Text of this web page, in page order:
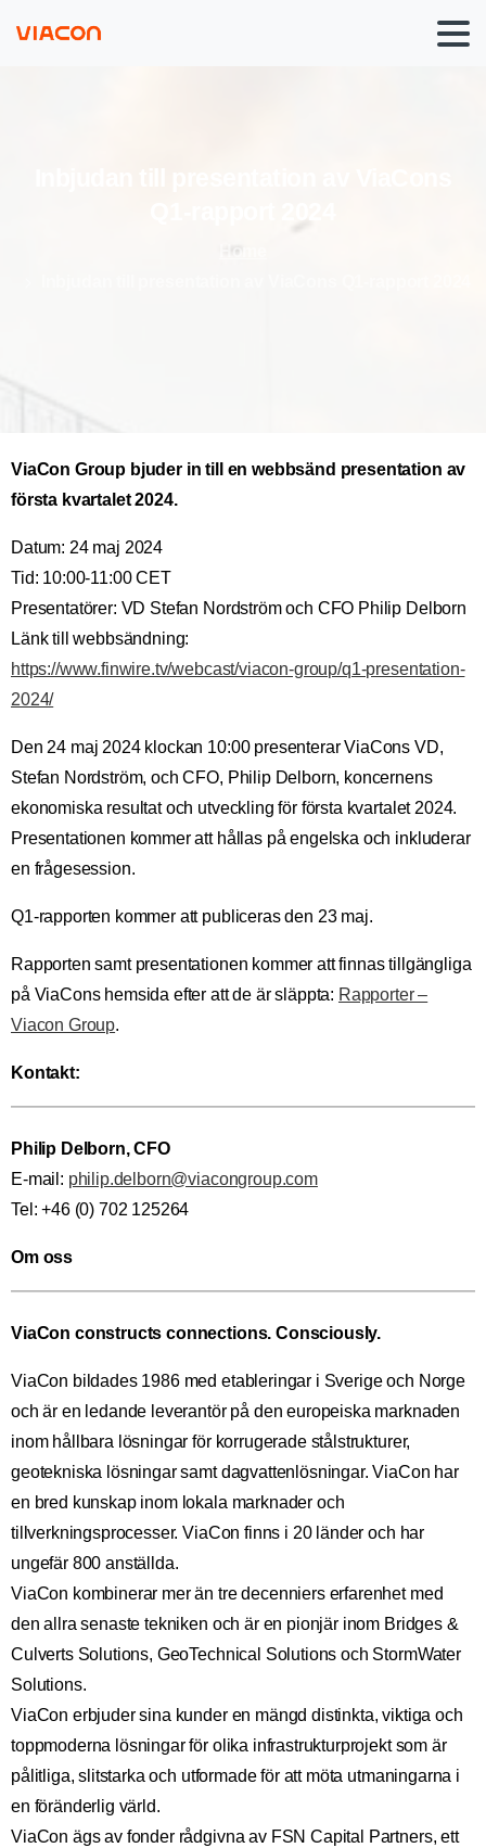
Home
ViaCon Group bjuder in till en webbsänd presentation av
första kvartalet 2024.
Datum: 24 maj 2024
Tid: 10:00-11:00 CET
Presentatörer: VD Stefan Nordström och CFO Philip Delborn
Länk till webbsändning:
https://www.finwire.tv/webcast/viacon-group/q1-presentation-
2024/
Den 24 maj 2024 klockan 10:00 presenterar ViaCons VD,
Stefan Nordström, och CFO, Philip Delborn, koncernens
ekonomiska resultat och utveckling för första kvartalet 2024.
Presentationen kommer att hållas på engelska och inkluderar
en frågesession.
Q1-rapporten kommer att publiceras den 23 maj.
Rapporten samt presentationen kommer att finnas tillgängliga
på ViaCons hemsida efter att de är släppta: Rapporter –
Viacon Group.
Kontakt:
Philip Delborn, CFO
E-mail: philip.delborn@viacongroup.com
Tel: +46 (0) 702 125264
Om oss
ViaCon constructs connections. Consciously.
ViaCon bildades 1986 med etableringar i Sverige och Norge
och är en ledande leverantör på den europeiska marknaden
inom hållbara lösningar för korrugerade stålstrukturer,
geotekniska lösningar samt dagvattenlösningar. ViaCon har
en bred kunskap inom lokala marknader och
tillverkningsprocesser. ViaCon finns i 20 länder och har
ungefär 800 anställda.
ViaCon kombinerar mer än tre decenniers erfarenhet med
den allra senaste tekniken och är en pionjär inom Bridges &
Culverts Solutions, GeoTechnical Solutions och StormWater
Solutions.
ViaCon erbjuder sina kunder en mängd distinkta, viktiga och
toppmoderna lösningar för olika infrastrukturprojekt som är
pålitliga, slitstarka och utformade för att möta utmaningarna i
en föränderlig värld.
ViaCon ägs av fonder rådgivna av FSN Capital Partners, ett